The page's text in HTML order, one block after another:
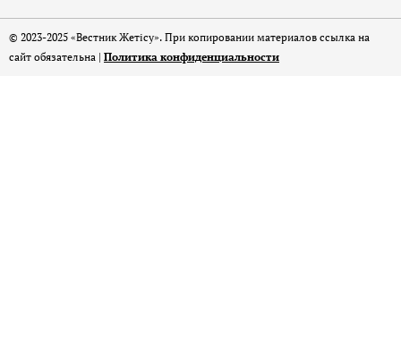
© 2023-2025 «Вестник Жетісу». При копировании материалов ссылка на
сайт обязательна | Политика конфиденциальности